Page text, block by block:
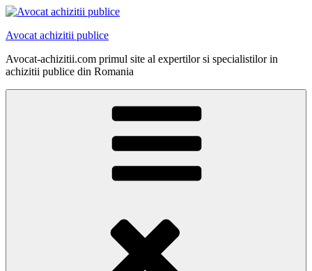
Skip
content
Avocat achizitii publice
Avocat-achizitii.com primul site al expertilor si specialistilor in
achizitii publice din Romania